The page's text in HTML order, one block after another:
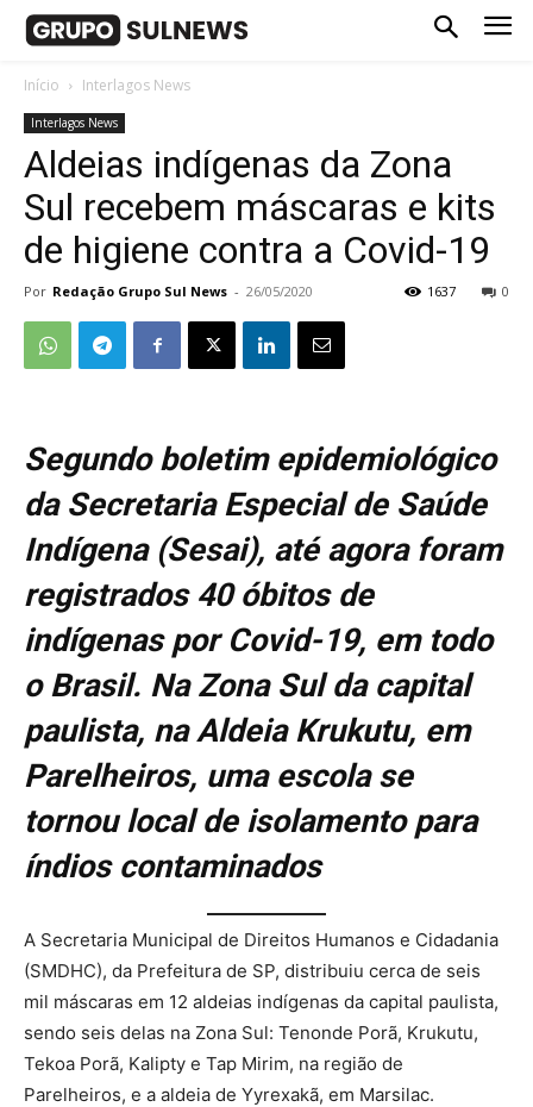
Início Interlagos News
Interlagos News
Aldeias indígenas da Zona
Sul recebem máscaras e kits
de higiene contra a Covid-19
Por Redação Grupo Sul News - 26/05/2020 0
1637
Segundo boletim epidemiológico
da Secretaria Especial de Saúde
Indígena (Sesai), até agora foram
registrados 40 óbitos de
indígenas por Covid-19, em todo
o Brasil. Na Zona Sul da capital
paulista, na Aldeia Krukutu, em
Parelheiros, uma escola se
tornou local de isolamento para
índios contaminados
A Secretaria Municipal de Direitos Humanos e Cidadania
(SMDHC), da Prefeitura de SP, distribuiu cerca de seis
mil máscaras em 12 aldeias indígenas da capital paulista,
sendo seis delas na Zona Sul: Tenonde Porã, Krukutu,
Tekoa Porã, Kalipty e Tap Mirim, na região de
Parelheiros, e a aldeia de Yyrexakã, em Marsilac.